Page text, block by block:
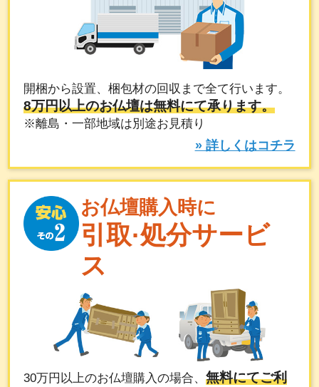
開梱から設置、梱包材の回収まで全て行います。
8万円以上のお仏壇は無料にて承ります。
※離島・一部地域は別途お見積り
» 詳しくはコチラ
お仏壇購入時に
引取·処分サービ
ス
30万円以上のお仏壇購入の場合、無料にてご利